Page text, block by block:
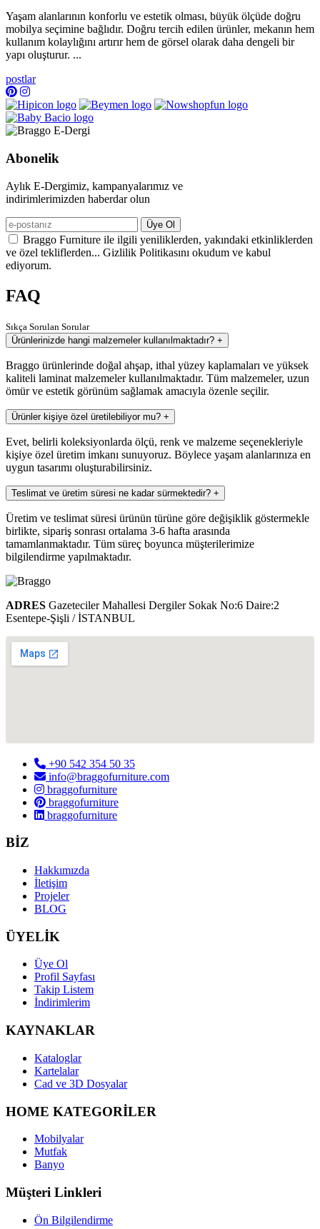
Yaşam alanlarının konforlu ve estetik olması, büyük ölçüde doğru
mobilya seçimine bağlıdır. Doğru tercih edilen ürünler, mekanın hem
kullanım kolaylığını artırır hem de görsel olarak daha dengeli bir
yapı oluşturur. ...
postlar
Abonelik
Aylık E-Dergimiz, kampanyalarımız ve
indirimlerimizden haberdar olun
Üye Ol
Braggo Furniture ile ilgili yeniliklerden, yakındaki etkinliklerden
ve özel tekliflerden... Gizlilik Politikasını okudum ve kabul
ediyorum.
FAQ
Sıkça Sorulan Sorular
Ürünlerinizde hangi malzemeler kullanılmaktadır? +
Braggo ürünlerinde doğal ahşap, ithal yüzey kaplamaları ve yüksek
kaliteli laminat malzemeler kullanılmaktadır. Tüm malzemeler, uzun
ömür ve estetik görünüm sağlamak amacıyla özenle seçilir.
Ürünler kişiye özel üretilebiliyor mu? +
Evet, belirli koleksiyonlarda ölçü, renk ve malzeme seçenekleriyle
kişiye özel üretim imkanı sunuyoruz. Böylece yaşam alanlarınıza en
uygun tasarımı oluşturabilirsiniz.
Teslimat ve üretim süresi ne kadar sürmektedir? +
Üretim ve teslimat süresi ürünün türüne göre değişiklik göstermekle
birlikte, sipariş sonrası ortalama 3-6 hafta arasında
tamamlanmaktadır. Tüm süreç boyunca müşterilerimize
bilgilendirme yapılmaktadır.
ADRES Gazeteciler Mahallesi Dergiler Sokak No:6 Daire:2
Esentepe-Şişli / İSTANBUL
+90 542 354 50 35
info@braggofurniture.com
braggofurniture
braggofurniture
braggofurniture
BİZ
Hakkımızda
İletişim
Projeler
BLOG
ÜYELİK
Üye Ol
Profil Sayfası
Takip Listem
İndirimlerim
KAYNAKLAR
Kataloglar
Kartelalar
Cad ve 3D Dosyalar
HOME KATEGORİLER
Mobilyalar
Mutfak
Banyo
Müşteri Linkleri
Ön Bilgilendirme